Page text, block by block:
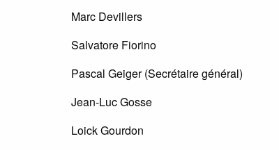
Marc Devillers
Salvatore Fiorino
Pascal Geiger (Secrétaire général)
Jean-Luc Gosse
Loick Gourdon